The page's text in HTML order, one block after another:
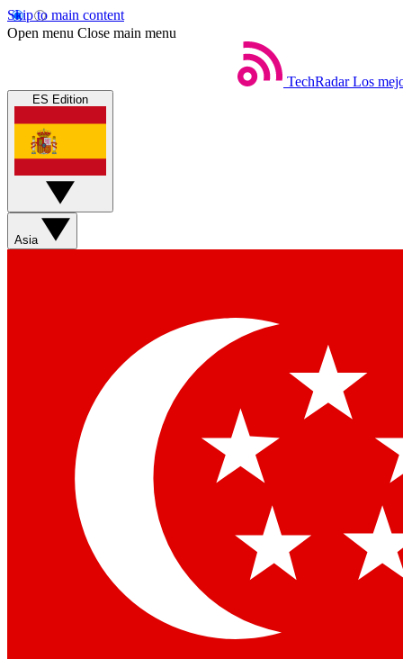
Skip to main content
Open menu Close main menu
TechRadar Los
ES Edition
Asia